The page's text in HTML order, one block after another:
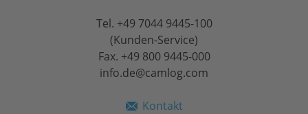
Tel. +49 7044 9445-100
(Kunden-Service)
Fax. +49 800 9445-000
info.de@camlog.com
Kontakt